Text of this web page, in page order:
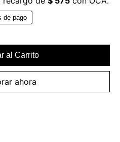
de pago
al Carrito
ahora